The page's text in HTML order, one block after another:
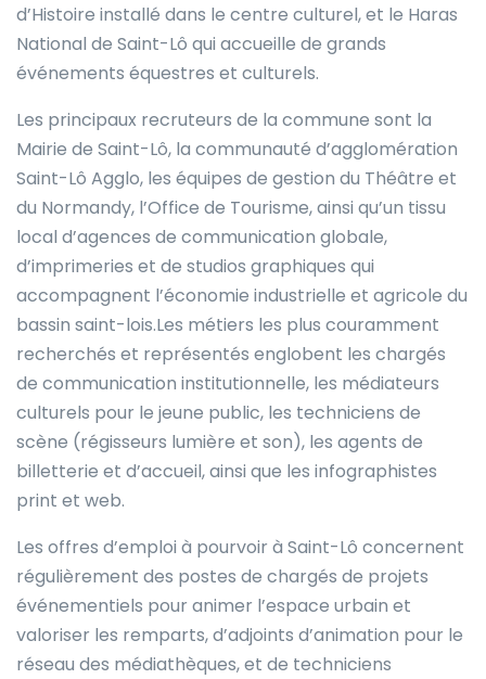
d’Histoire installé dans le centre culturel, et le Haras
National de Saint-Lô qui accueille de grands
événements équestres et culturels.
Les principaux recruteurs de la commune sont la
Mairie de Saint-Lô, la communauté d’agglomération
Saint-Lô Agglo, les équipes de gestion du Théâtre et
du Normandy, l’Office de Tourisme, ainsi qu’un tissu
local d’agences de communication globale,
d’imprimeries et de studios graphiques qui
accompagnent l’économie industrielle et agricole du
bassin saint-lois.Les métiers les plus couramment
recherchés et représentés englobent les chargés
de communication institutionnelle, les médiateurs
culturels pour le jeune public, les techniciens de
scène (régisseurs lumière et son), les agents de
billetterie et d’accueil, ainsi que les infographistes
print et web.
Les offres d’emploi à pourvoir à Saint-Lô concernent
régulièrement des postes de chargés de projets
événementiels pour animer l’espace urbain et
valoriser les remparts, d’adjoints d’animation pour le
réseau des médiathèques, et de techniciens